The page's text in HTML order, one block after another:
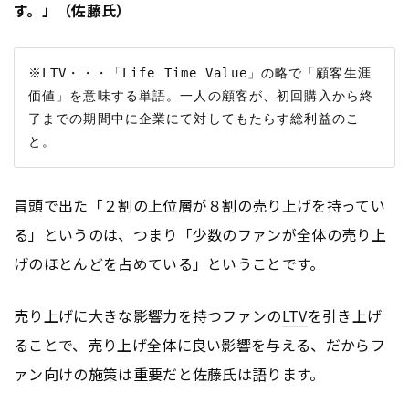
す。」（佐藤氏）
※LTV・・・「Life Time Value」の略で「顧客生涯
価値」を意味する単語。一人の顧客が、初回購入から終
了までの期間中に企業にて対してもたらす総利益のこ
冒頭で出た「２割の上位層が８割の売り上げを持ってい
る」というのは、つまり「少数のファンが全体の売り上
げのほとんどを占めている」ということです。
売り上げに大きな影響力を持つファンのLTVを引き上げ
ることで、売り上げ全体に良い影響を与える、だからフ
ァン向けの施策は重要だと佐藤氏は語ります。